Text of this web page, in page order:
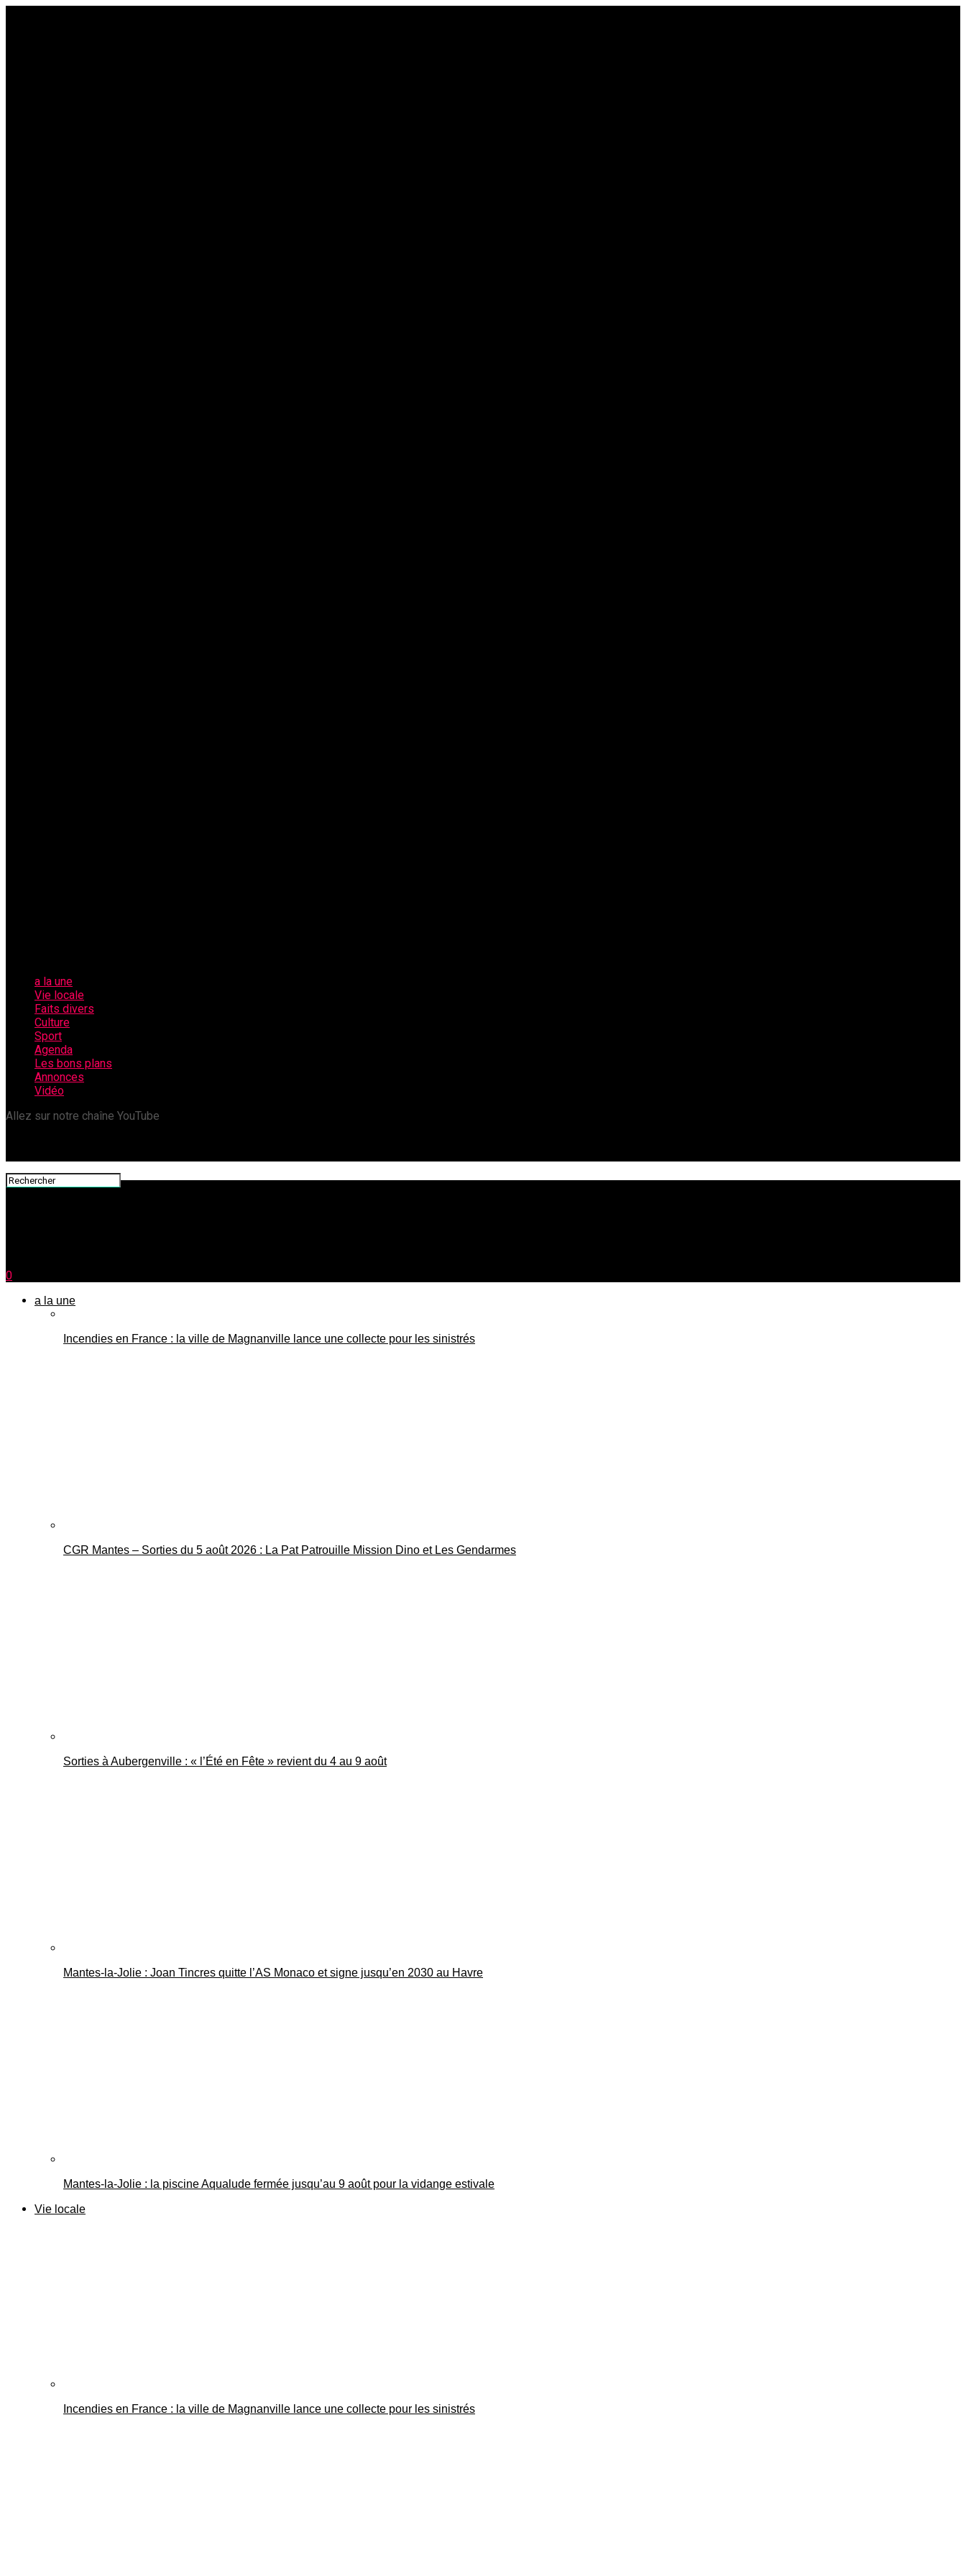
a la une
Vie locale
Faits divers
Culture
Sport
Agenda
Les bons plans
Annonces
Vidéo
Allez sur notre chaîne YouTube
0
a la une
Incendies en France : la ville de Magnanville lance une collecte pour les sinistrés
CGR Mantes – Sorties du 5 août 2026 : La Pat Patrouille Mission Dino et Les Gendarmes
Sorties à Aubergenville : « l’Été en Fête » revient du 4 au 9 août
Mantes-la-Jolie : Joan Tincres quitte l’AS Monaco et signe jusqu’en 2030 au Havre
Mantes-la-Jolie : la piscine Aqualude fermée jusqu’au 9 août pour la vidange estivale
Vie locale
Incendies en France : la ville de Magnanville lance une collecte pour les sinistrés